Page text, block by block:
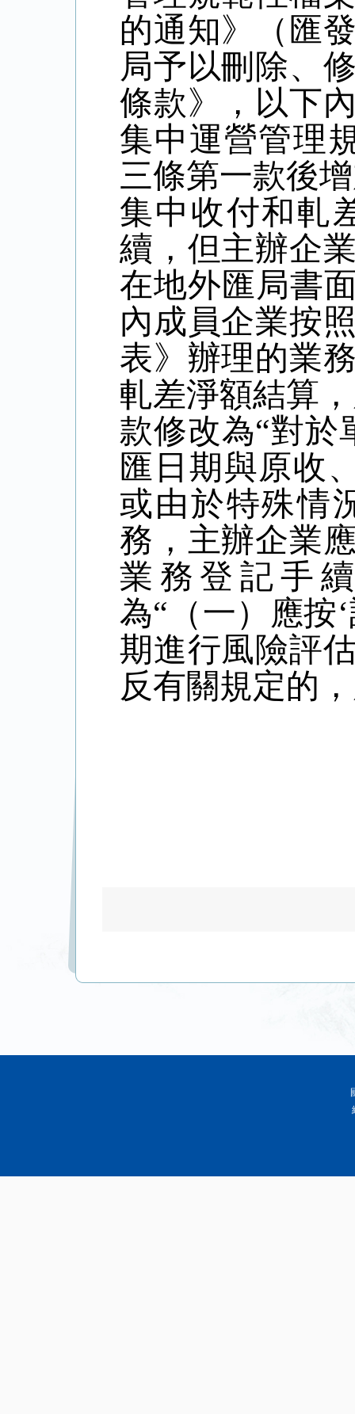
的通知》（匯
局予以刪除、
條款》，以下
集中運營管理
三條第一款後
集中收付和軋
續，但主辦企
在地外匯局書
內成員企業按
表》辦理的業
軋差淨額結算
款修改為“對於
匯日期與原收
或由於特殊情
務，主辦企業
業務登記手
為“（一）應按
期進行風險評
反有關規定的